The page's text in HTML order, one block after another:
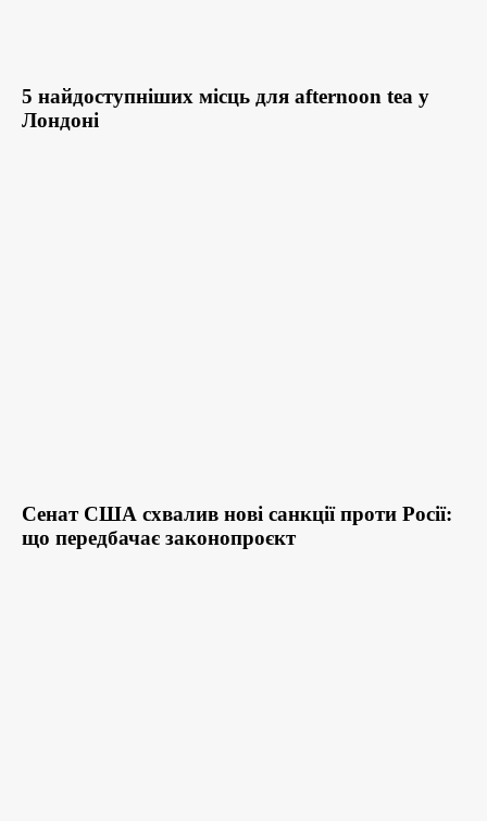
5 найдоступніших місць для afternoon tea у
Лондоні
Сенат США схвалив нові санкції проти Росії:
що передбачає законопроєкт